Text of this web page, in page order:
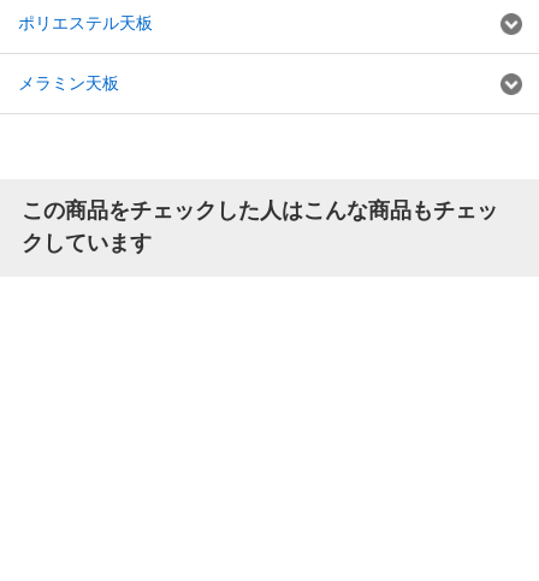
ポリエステル天板
メラミン天板
この商品をチェックした人はこんな商品もチェッ
クしています